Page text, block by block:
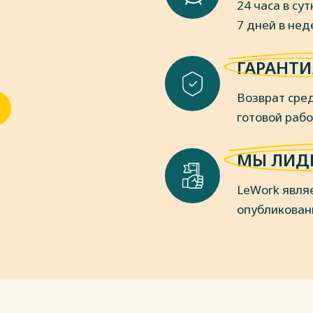
социологическая
- № 4. – С. 113-124.
- 2005. - № 3. – С. 130-136.
24 часа в
7 дней в
Возврат
готовой
МЫ
LeWork